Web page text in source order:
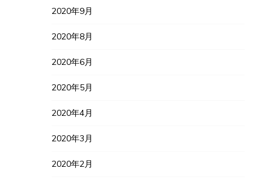
2020年9月
2020年8月
2020年6月
2020年5月
2020年4月
2020年3月
2020年2月